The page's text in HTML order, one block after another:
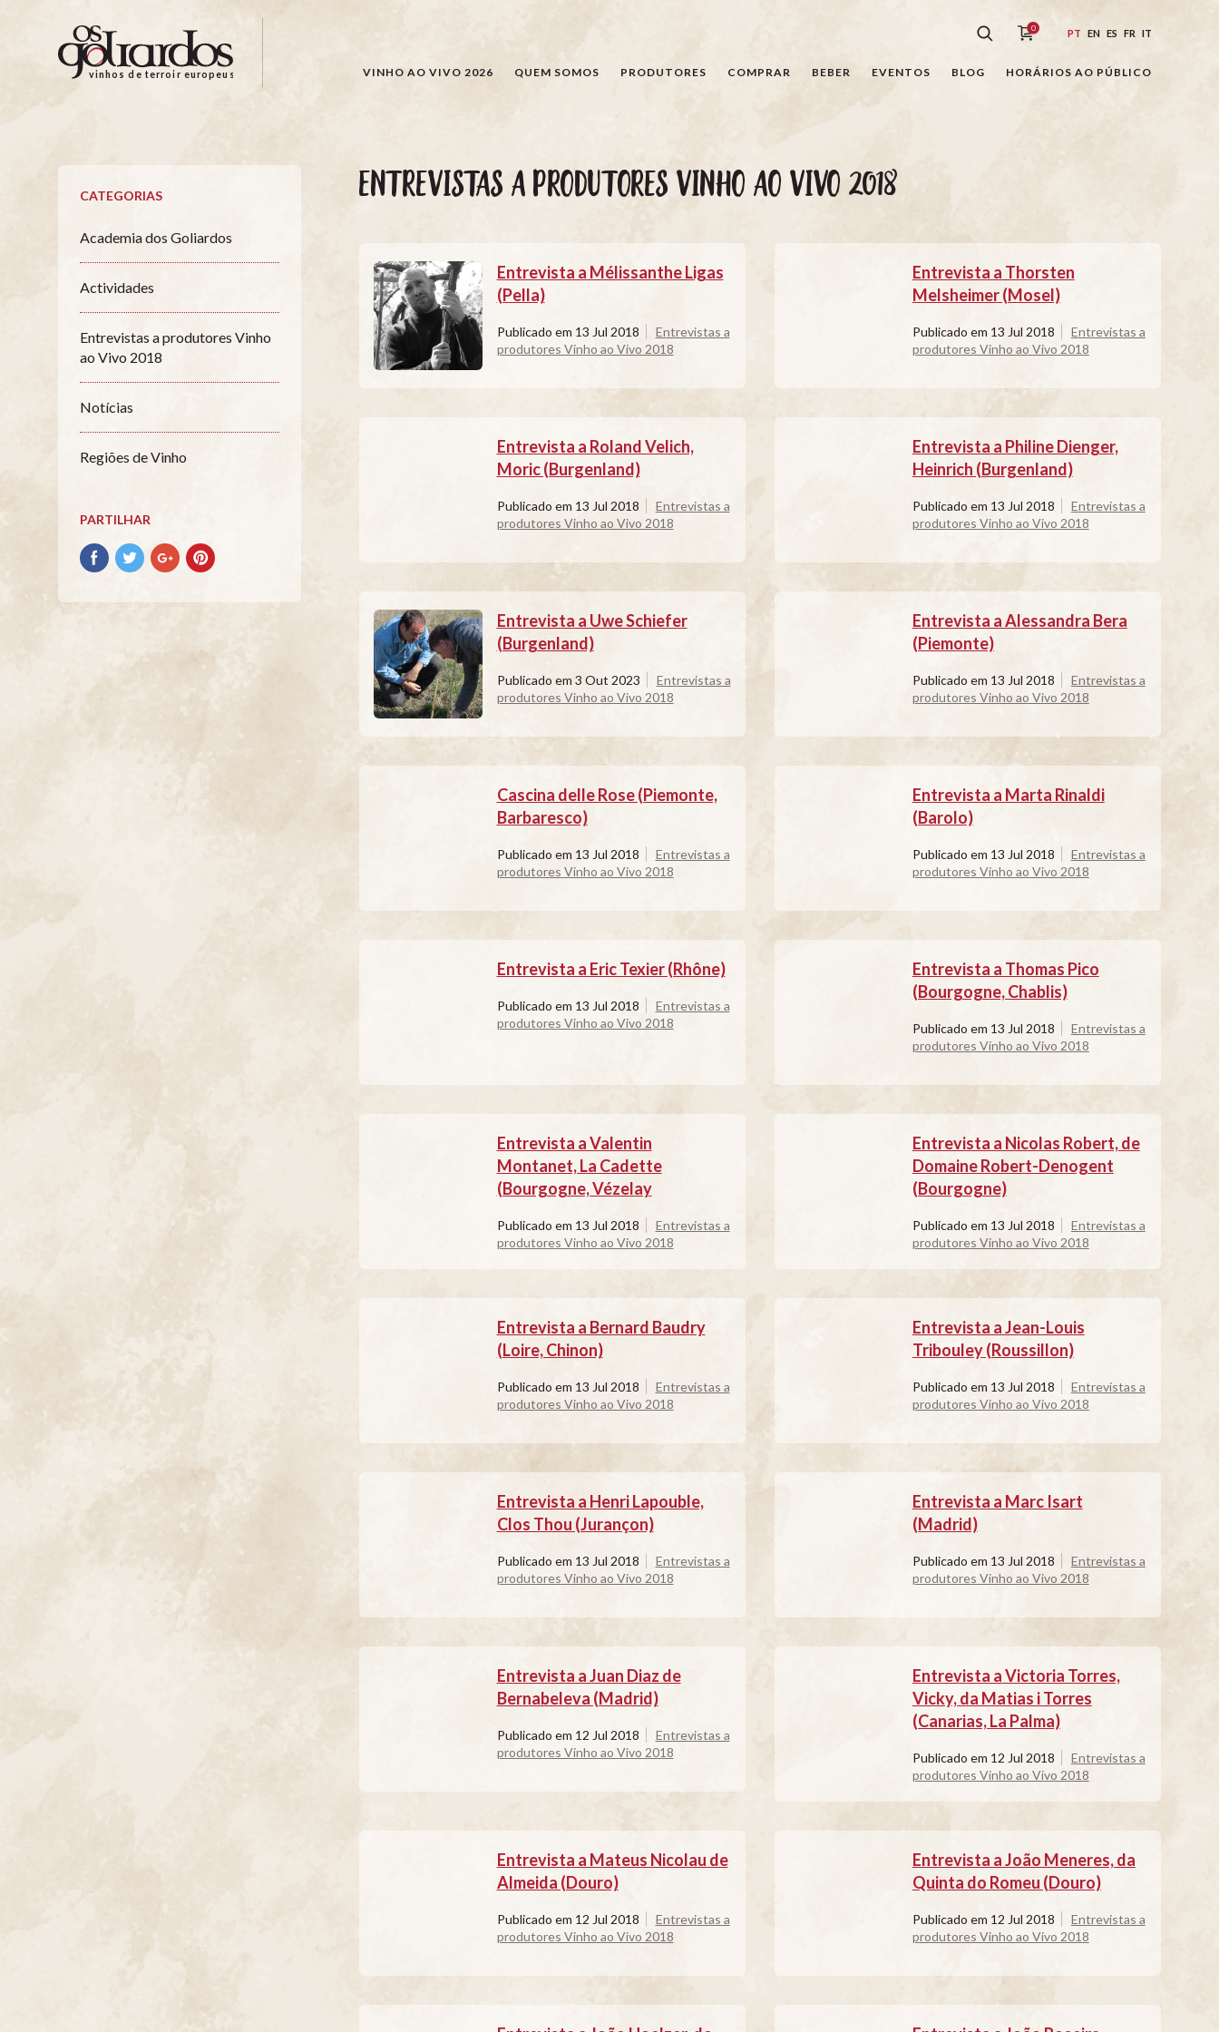
Os
Goliardos
Vinhos
vinhos de terroir europeus
0 PT EN ES FR IT
VINHO AO VIVO 2026 QUEM SOMOS PRODUTORES COMPRAR BEBER EVENTOS BLOG HORÁRIOS AO PÚBLICO
CATEGORIAS
Academia dos Goliardos
Actividades
Entrevistas a produtores Vinho
ao Vivo 2018
Notícias
Regiões de Vinho
PARTILHAR
Partilhar
no
Partilhar
no
Partilhar
no
Partilhar
no
ENTREVISTAS A PRODUTORES VINHO AO VIVO 2018
Entrevista a Mélissanthe Ligas
(Pella)
Publicado em 13 Jul 2018
Entrevistas a
produtores Vinho ao Vivo 2018
Entrevista a Thorsten
Melsheimer (Mosel)
Publicado em 13 Jul 2018
Entrevistas a
produtores Vinho ao Vivo 2018
Entrevista a Roland Velich,
Moric (Burgenland)
Publicado em 13 Jul 2018
Entrevistas a
produtores Vinho ao Vivo 2018
Entrevista a Philine Dienger,
Heinrich (Burgenland)
Publicado em 13 Jul 2018
Entrevistas a
produtores Vinho ao Vivo 2018
Entrevista a Uwe Schiefer
(Burgenland)
Publicado em 3 Out 2023
Entrevistas a
produtores Vinho ao Vivo 2018
Entrevista a Alessandra Bera
(Piemonte)
Publicado em 13 Jul 2018
Entrevistas a
produtores Vinho ao Vivo 2018
Cascina delle Rose (Piemonte,
Barbaresco)
Publicado em 13 Jul 2018
Entrevistas a
produtores Vinho ao Vivo 2018
Entrevista a Marta Rinaldi
(Barolo)
Publicado em 13 Jul 2018
Entrevistas a
produtores Vinho ao Vivo 2018
Entrevista a Eric Texier (Rhône)
Publicado em 13 Jul 2018
Entrevistas a
produtores Vinho ao Vivo 2018
Entrevista a Thomas Pico
(Bourgogne, Chablis)
Publicado em 13 Jul 2018
Entrevistas a
produtores Vinho ao Vivo 2018
Entrevista a Valentin
Montanet, La Cadette
(Bourgogne, Vézelay
Publicado em 13 Jul 2018
Entrevistas a
produtores Vinho ao Vivo 2018
Entrevista a Nicolas Robert, de
Domaine Robert-Denogent
(Bourgogne)
Publicado em 13 Jul 2018
Entrevistas a
produtores Vinho ao Vivo 2018
Entrevista a Bernard Baudry
(Loire, Chinon)
Publicado em 13 Jul 2018
Entrevistas a
produtores Vinho ao Vivo 2018
Entrevista a Jean-Louis
Tribouley (Roussillon)
Publicado em 13 Jul 2018
Entrevistas a
produtores Vinho ao Vivo 2018
Entrevista a Henri Lapouble,
Clos Thou (Jurançon)
Publicado em 13 Jul 2018
Entrevistas a
produtores Vinho ao Vivo 2018
Entrevista a Marc Isart
(Madrid)
Publicado em 13 Jul 2018
Entrevistas a
produtores Vinho ao Vivo 2018
Entrevista a Juan Diaz de
Bernabeleva (Madrid)
Publicado em 12 Jul 2018
Entrevistas a
produtores Vinho ao Vivo 2018
Entrevista a Victoria Torres,
Vicky, da Matias i Torres
(Canarias, La Palma)
Publicado em 12 Jul 2018
Entrevistas a
produtores Vinho ao Vivo 2018
Entrevista a Mateus Nicolau de
Almeida (Douro)
Publicado em 12 Jul 2018
Entrevistas a
produtores Vinho ao Vivo 2018
Entrevista a João Meneres, da
Quinta do Romeu (Douro)
Publicado em 12 Jul 2018
Entrevistas a
produtores Vinho ao Vivo 2018